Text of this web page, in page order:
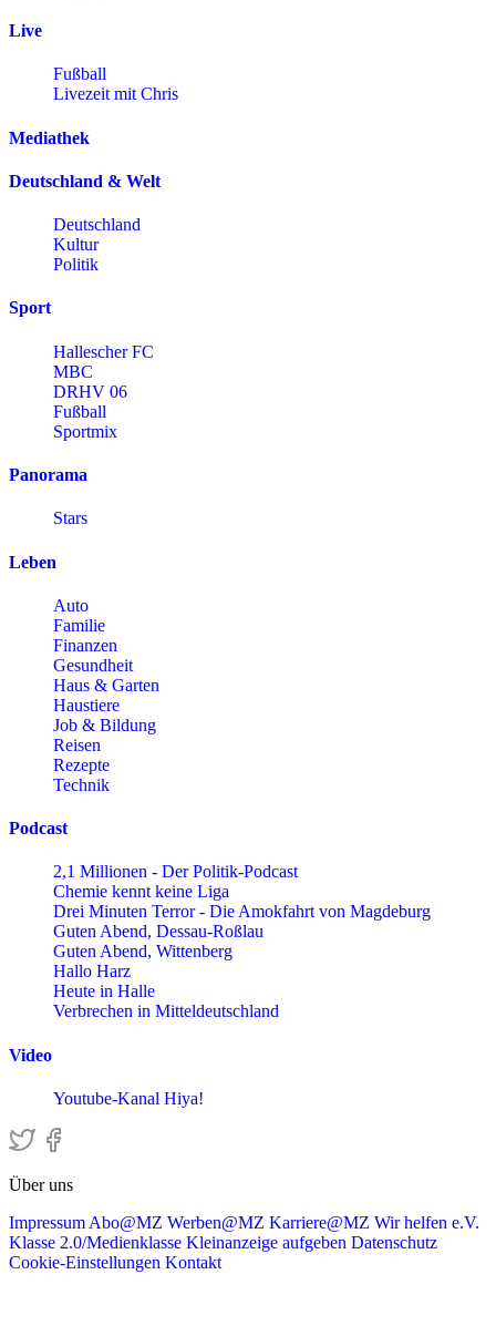
Live
Fußball
Livezeit mit Chris
Mediathek
Deutschland & Welt
Deutschland
Kultur
Politik
Sport
Hallescher FC
MBC
DRHV 06
Fußball
Sportmix
Panorama
Stars
Leben
Auto
Familie
Finanzen
Gesundheit
Haus & Garten
Haustiere
Job & Bildung
Reisen
Rezepte
Technik
Podcast
2,1 Millionen - Der Politik-Podcast
Chemie kennt keine Liga
Drei Minuten Terror - Die Amokfahrt von Magdeburg
Guten Abend, Dessau-Roßlau
Guten Abend, Wittenberg
Hallo Harz
Heute in Halle
Verbrechen in Mitteldeutschland
Video
Youtube-Kanal Hiya!
Über uns
Impressum Abo@MZ Werben@MZ Karriere@MZ Wir helfen e.V.
Klasse 2.0/Medienklasse Kleinanzeige aufgeben Datenschutz
Cookie-Einstellungen Kontakt